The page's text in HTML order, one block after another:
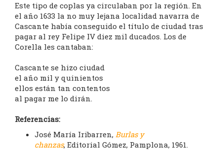
Este tipo de coplas ya circulaban por la región. En
el año 1633 la no muy lejana localidad navarra de
Cascante había conseguido el título de ciudad tras
pagar al rey Felipe IV diez mil ducados. Los de
Corella les cantaban:
Cascante se hizo ciudad
el año mil y quinientos
ellos están tan contentos
al pagar me lo dirán.
Referencias:
José María Iribarren, Burlas y
chanzas, Editorial Gómez, Pamplona, 1961.